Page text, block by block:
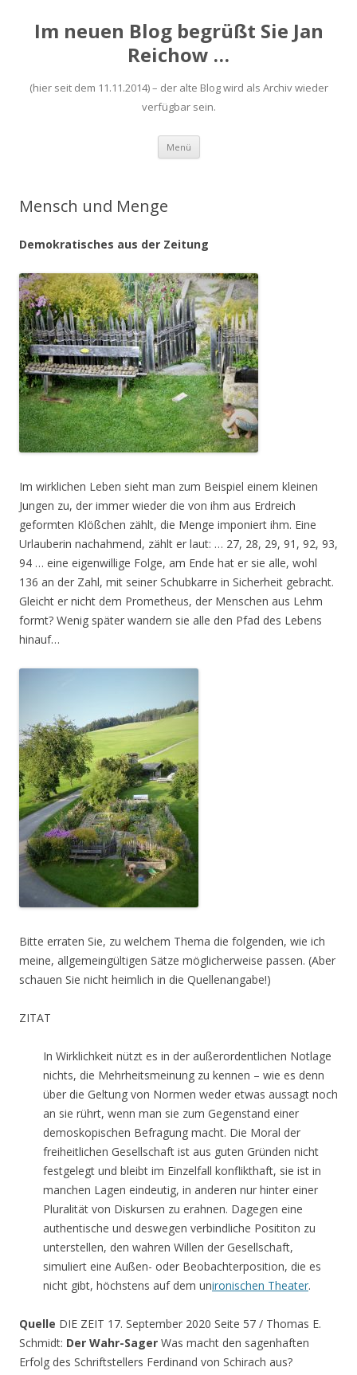
Im neuen Blog begrüßt Sie Jan
Reichow …
(hier seit dem 11.11.2014) – der alte Blog wird als Archiv wieder
verfügbar sein.
Menü Zum
springen
Mensch und Menge
Demokratisches aus der Zeitung
Im wirklichen Leben sieht man zum Beispiel einem kleinen
Jungen zu, der immer wieder die von ihm aus Erdreich
geformten Klößchen zählt, die Menge imponiert ihm. Eine
Urlauberin nachahmend, zählt er laut: … 27, 28, 29, 91, 92, 93,
94 … eine eigenwillige Folge, am Ende hat er sie alle, wohl
136 an der Zahl, mit seiner Schubkarre in Sicherheit gebracht.
Gleicht er nicht dem Prometheus, der Menschen aus Lehm
formt? Wenig später wandern sie alle den Pfad des Lebens
hinauf…
Bitte erraten Sie, zu welchem Thema die folgenden, wie ich
meine, allgemeingültigen Sätze möglicherweise passen. (Aber
schauen Sie nicht heimlich in die Quellenangabe!)
ZITAT
In Wirklichkeit nützt es in der außerordentlichen Notlage
nichts, die Mehrheitsmeinung zu kennen – wie es denn
über die Geltung von Normen weder etwas aussagt noch
an sie rührt, wenn man sie zum Gegenstand einer
demoskopischen Befragung macht. Die Moral der
freiheitlichen Gesellschaft ist aus guten Gründen nicht
festgelegt und bleibt im Einzelfall konflikthaft, sie ist in
manchen Lagen eindeutig, in anderen nur hinter einer
Pluralität von Diskursen zu erahnen. Dagegen eine
authentische und deswegen verbindliche Posititon zu
unterstellen, den wahren Willen der Gesellschaft,
simuliert eine Außen- oder Beobachterposition, die es
nicht gibt, höchstens auf dem unironischen Theater.
Quelle DIE ZEIT 17. September 2020 Seite 57 / Thomas E.
Schmidt: Der Wahr-Sager Was macht den sagenhaften
Erfolg des Schriftstellers Ferdinand von Schirach aus?